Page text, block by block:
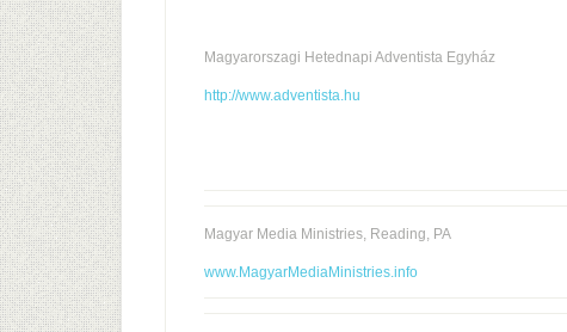
Magyarorszagi Hetednapi Adventista Egyház
http://www.adventista.hu
Magyar Media Ministries, Reading, PA
www.MagyarMediaMinistries.info